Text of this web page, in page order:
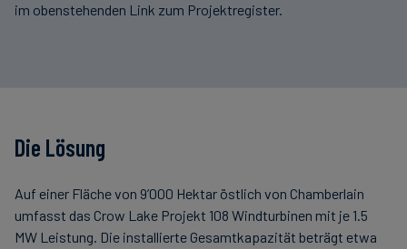
im obenstehenden Link zum Projektregister.
Die Lösung
Auf einer Fläche von 9’000 Hektar östlich von Chamberlain
umfasst das Crow Lake Projekt 108 Windturbinen mit je 1.5
MW Leistung. Die installierte Gesamtkapazität beträgt etwa